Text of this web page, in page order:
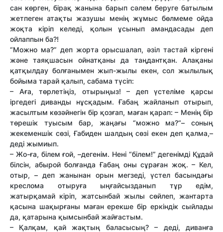
сан көрген, бірақ жанына барып сәлем беруге батылым
жетпеген атақты жазушы менің жұмыс бөлмеме ойда
жоқта кіріп келеді, қолын ұсынып амандасады деп
ойлаппын ба?!
“Можно ма?” деп жорта орысшалап, әзіл тастай кіргені
және таяқшасын ойнатқаны да таңдантқан. Алақаны
қатқылдау болғанымен жып-жылы екен, сол жылылық
бойыма тарай қалып, сабама түсіп:
– Аға, төрлетіңіз, отырыңыз! – деп үстеліме қарсы
іргедегі диванды нұсқадым. Ғабаң жайланып отырып,
жасылтым көзәйнегін бір қозғап, маған қарап: – Менің бір
төрешік туысым бар, жаңағы “можно ма?“– соның
жекеменшік сөзі, Ғабиден шалдың сөзі екен деп қалма,–
деді жымиып.
– Жо-ға, білем ғой, –дегенім. Нені “білем!” дегенімді Құдай
білсін, абырой болғанда Ғабаң оны сұраған жоқ. – Кел,
отыр, – деп жанынан орын мегзеді, үстел басындағы
креслома отыруға ыңғайсызданып тұр едім,
жатырқамай кіріп, жатсынбай жылы сөйлеп, жантарта
қасына шақырғаны маған ерекше бір еркіндік сыйлады
да, қатарына қымсынбай жайғастым.
– Қалқам, қай жақтың баласысың? – деді, диванға